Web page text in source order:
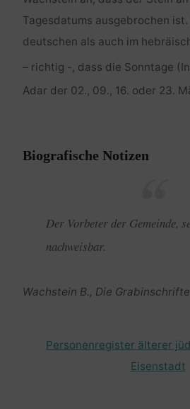
Tagesdatums ausgebrochen ist.
deutschen als auch im
– richtig -, dass die Sonntage
Adar der 02., 09., 16. oder 23.
Biografische Notizen
Der Vorbeter der Gemeinde,
nachweisbar.
Wachstein B., Die
Personenregister älterer
Eisenstadt